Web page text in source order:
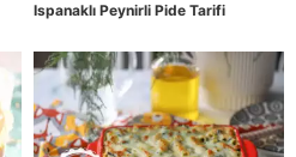
Ispanaklı Peynirli Pide Tarifi